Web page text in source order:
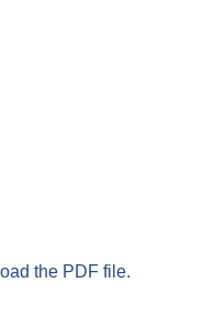
the PDF file.